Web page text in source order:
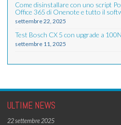
Come disinstallare con uno script
Office 365 di Onenote e tutto il
settembre 22, 2025
Test Bosch CX 5 con upgrade a
settembre 11, 2025
ULTIME NEWS
22 settembre 2025